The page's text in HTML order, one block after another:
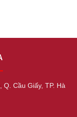
Q. Cầu Giấy, TP. Hà